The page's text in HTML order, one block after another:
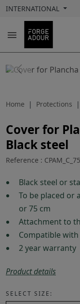
INTERNATIONAL

Previous
Home Protections
Cover for
Black steel
Reference :
Black steel or
To be placed or
or 75 cm
Attachment to
Compatible
2 year warranty
Product details
SELECT SIZE: